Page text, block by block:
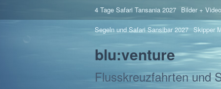
4 Tage Safari Tansania 2027 Bilder +
Segeln und Safari Sansibar 2027 Skipper
blu:venture
Flusskreuzfahrten und